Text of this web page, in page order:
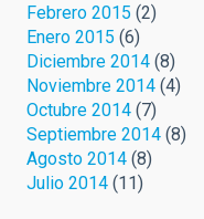
Febrero 2015 (2)
Enero 2015 (6)
Diciembre 2014 (8)
Noviembre 2014 (4)
Octubre 2014 (7)
Septiembre 2014 (8)
Agosto 2014 (8)
Julio 2014 (11)